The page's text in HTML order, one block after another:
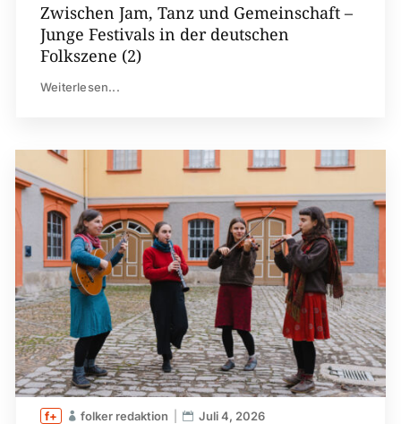
Zwischen Jam, Tanz und Gemeinschaft –
Junge Festivals in der deutschen
Folkszene (2)
Weiterlesen...
folker redaktion Juli 4, 2026